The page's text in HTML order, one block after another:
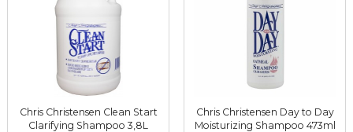
Chris Christensen Clean Start
Clarifying Shampoo 3,8L
Chris Christensen Day to Day
Moisturizing Shampoo 473ml